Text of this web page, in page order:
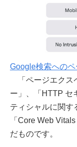
Google検索への
「ページエクス
ー」、「HTTP セ
ティシャルに関す
「Core Web
だものです。